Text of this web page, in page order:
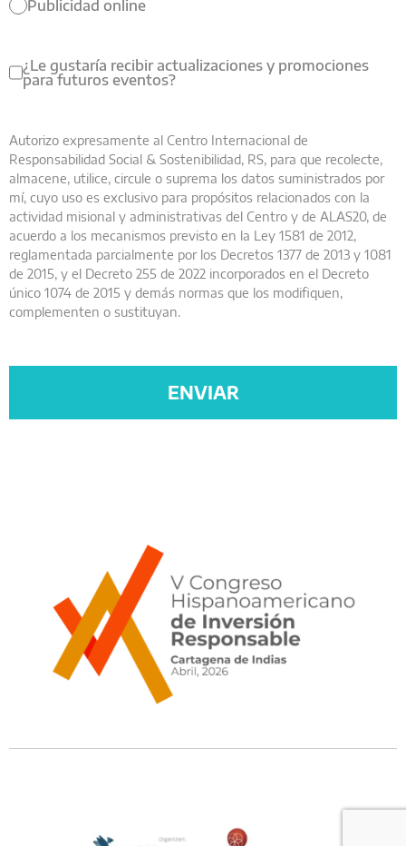
Publicidad online
¿Le gustaría recibir actualizaciones y promociones
para futuros eventos?
Autorizo expresamente al Centro Internacional de
Responsabilidad Social & Sostenibilidad, RS, para que recolecte,
almacene, utilice, circule o suprema los datos suministrados por
mí, cuyo uso es exclusivo para propósitos relacionados con la
actividad misional y administrativas del Centro y de ALAS20, de
acuerdo a los mecanismos previsto en la Ley 1581 de 2012,
reglamentada parcialmente por los Decretos 1377 de 2013 y 1081
de 2015, y el Decreto 255 de 2022 incorporados en el Decreto
único 1074 de 2015 y demás normas que los modifiquen,
complementen o sustituyan.
ENVIAR